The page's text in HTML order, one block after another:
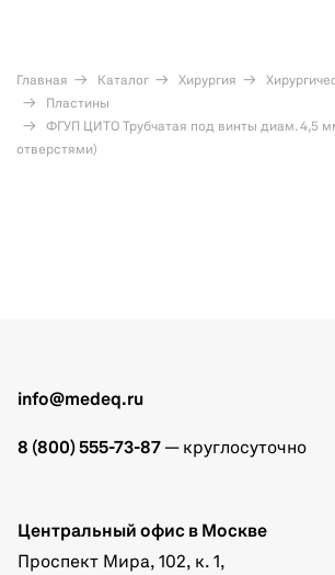
Главная Каталог Хирургия
Пластины
ФГУП ЦИТО Трубчатая под винты диам. 4,5
отверстями)
info@medeq.ru
8 (800) 555-73-87 — круглосуточно
Центральный офис в Москве
Проспект Мира, 102, к. 1,